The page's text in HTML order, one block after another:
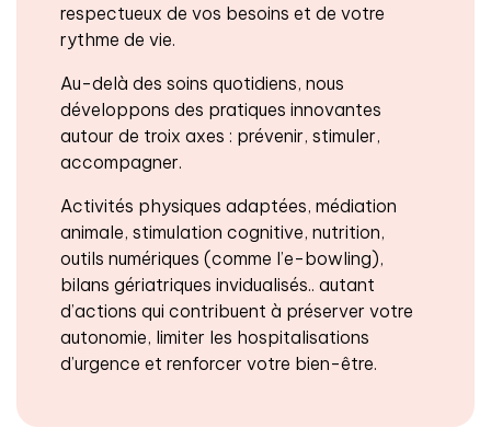
respectueux de vos besoins et de votre
rythme de vie.
Au-delà des soins quotidiens, nous
développons des pratiques innovantes
autour de troix axes : prévenir, stimuler,
accompagner.
Activités physiques adaptées, médiation
animale, stimulation cognitive, nutrition,
outils numériques (comme l’e-bowling),
bilans gériatriques invidualisés.. autant
d’actions qui contribuent à préserver votre
autonomie, limiter les hospitalisations
d’urgence et renforcer votre bien-être.